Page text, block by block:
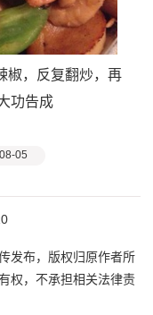
椒，反复翻炒，再
功告成
05
发布，版权归原作者所
权，不承担相关法律责